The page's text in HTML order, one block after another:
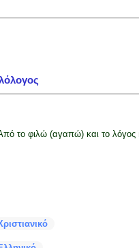
το φιλώ (αγαπώ) και το λόγος